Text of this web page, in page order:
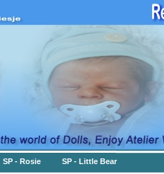
SP - Rosie SP - Little Bear